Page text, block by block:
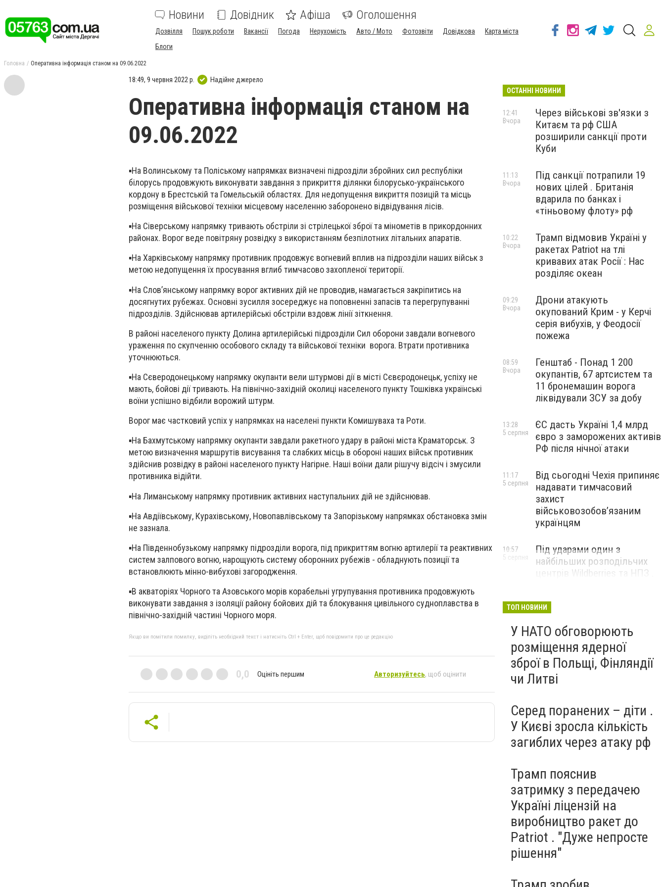
Новини Довідник Афіша Оголошення
Дозвілля Пошук роботи Вакансії Погода Нерухомість Авто / Мото Фотозвіти Довідкова
Карта міста
Блоги
Головна Оперативна інформація станом на 09.06.2022
18:49, 9 червня 2022 р. Надійне джерело
Оперативна інформація станом на
09.06.2022
▪️На Волинському та Поліському напрямках визначені підрозділи збройних сил республіки
білорусь продовжують виконувати завдання з прикриття ділянки білорусько-українського
кордону в Брестській та Гомельській областях. Для недопущення викриття позицій та місць
розміщення військової техніки місцевому населенню заборонено відвідування лісів.
▪️На Сіверському напрямку тривають обстріли зі стрілецької зброї та мінометів в прикордонних
районах. Ворог веде повітряну розвідку з використанням безпілотних літальних апаратів.
▪️На Харківському напрямку противник продовжує вогневий вплив на підрозділи наших військ з
метою недопущення їх просування вглиб тимчасово захопленої території.
▪️На Слов’янському напрямку ворог активних дій не проводив, намагається закріпитись на
досягнутих рубежах. Основні зусилля зосереджує на поповненні запасів та перегрупуванні
підрозділів. Здійснював артилерійські обстріли вздовж лінії зіткнення.
В районі населеного пункту Долина артилерійські підрозділи Сил оборони завдали вогневого
ураження по скупченню особового складу та військової техніки ворога. Втрати противника
уточнюються.
▪️На Сєверодонецькому напрямку окупанти вели штурмові дії в місті Сєвєродонецьк, успіху не
мають, бойові дії тривають. На північно-західній околиці населеного пункту Тошківка українські
воїни успішно відбили ворожий штурм.
Ворог має частковий успіх у напрямках на населені пункти Комишуваха та Роти.
▪️На Бахмутському напрямку окупанти завдали ракетного удару в районі міста Краматорськ. З
метою визначення маршрутів висування та слабких місць в обороні наших військ противник
здійснив розвідку в районі населеного пункту Нагірне. Наші воїни дали рішучу відсіч і змусили
противника відійти.
▪️На Лиманському напрямку противник активних наступальних дій не здійснював.
▪️На Авдіївському, Курахівському, Новопавлівському та Запорізькому напрямках обстановка змін
не зазнала.
▪️На Південнобузькому напрямку підрозділи ворога, під прикриттям вогню артилерії та реактивних
систем залпового вогню, нарощують систему оборонних рубежів - обладнують позиції та
встановлюють мінно-вибухові загородження.
▪️В акваторіях Чорного та Азовського морів корабельні угрупування противника продовжують
виконувати завдання з ізоляції району бойових дій та блокування цивільного судноплавства в
північно-західній частині Чорного моря.
Якщо ви помітили помилку, виділіть необхідний текст і натисніть Ctrl + Enter, щоб повідомити про це редакцію
0,0 Оцініть першим Авторизуйтесь, щоб оцінити
ОСТАННІ НОВИНИ
Через військові зв'язки з
Китаєм та рф США
розширили санкції проти
Куби
12:41
Вчора
Під санкції потрапили 19
нових цілей . Британія
вдарила по банках і
«тіньовому флоту» рф
11:13
Вчора
Трамп відмовив Україні у
ракетах Patriot на тлі
кривавих атак Росії : Нас
розділяє океан
10:22
Вчора
Дрони атакують
окупований Крим - у Керчі
серія вибухів, у Феодосії
пожежа
09:29
Вчора
Генштаб - Понад 1 200
окупантів, 67 артсистем та
11 бронемашин ворога
ліквідували ЗСУ за добу
08:59
Вчора
ЄС дасть Україні 1,4 млрд
євро з заморожених активів
РФ після нічної атаки
13:28
5 серпня
Від сьогодні Чехія припиняє
надавати тимчасовий
захист
військовозобов’язаним
українцям
11:17
5 серпня
Під ударами один з
найбільших розподільчих
центрів Wildberries та НПЗ .
10:57
5 серпня
ТОП НОВИНИ
У НАТО обговорюють
розміщення ядерної
зброї в Польщі, Фінляндії
чи Литві
Серед поранених – діти .
У Києві зросла кількість
загиблих через атаку рф
Трамп пояснив
затримку з передачею
Україні ліцензій на
виробництво ракет до
Patriot . "Дуже непросте
рішення"